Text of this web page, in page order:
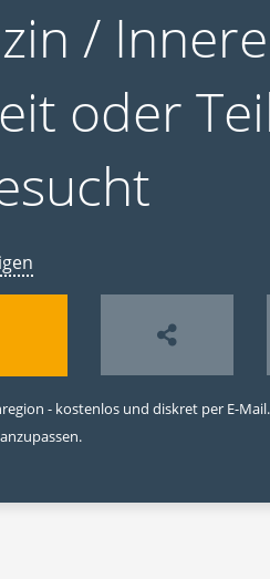
/ Innere
oder
- kostenlos und diskret per E-